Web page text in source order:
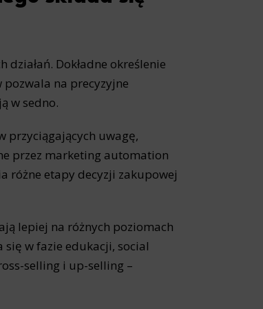
Dokładne określenie
na precyzyjne
w sedno.
przyciągających uwagę,
przez marketing automation
różne etapy decyzji zakupowej
lepiej na różnych poziomach
w fazie edukacji, social
selling i up-selling –